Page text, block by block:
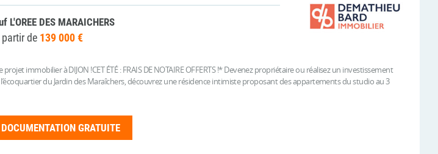
L'OREE DES MARAICHERS
partir de 139 000 €
immobilier à DIJON !CET ÉTÉ : FRAIS DE NOTAIRE OFFERTS !* Devenez propriétaire ou réalisez un investissement
du Jardin des Maraîchers, découvrez une résidence intimiste proposant des appartements du studio au 3
GRATUITE